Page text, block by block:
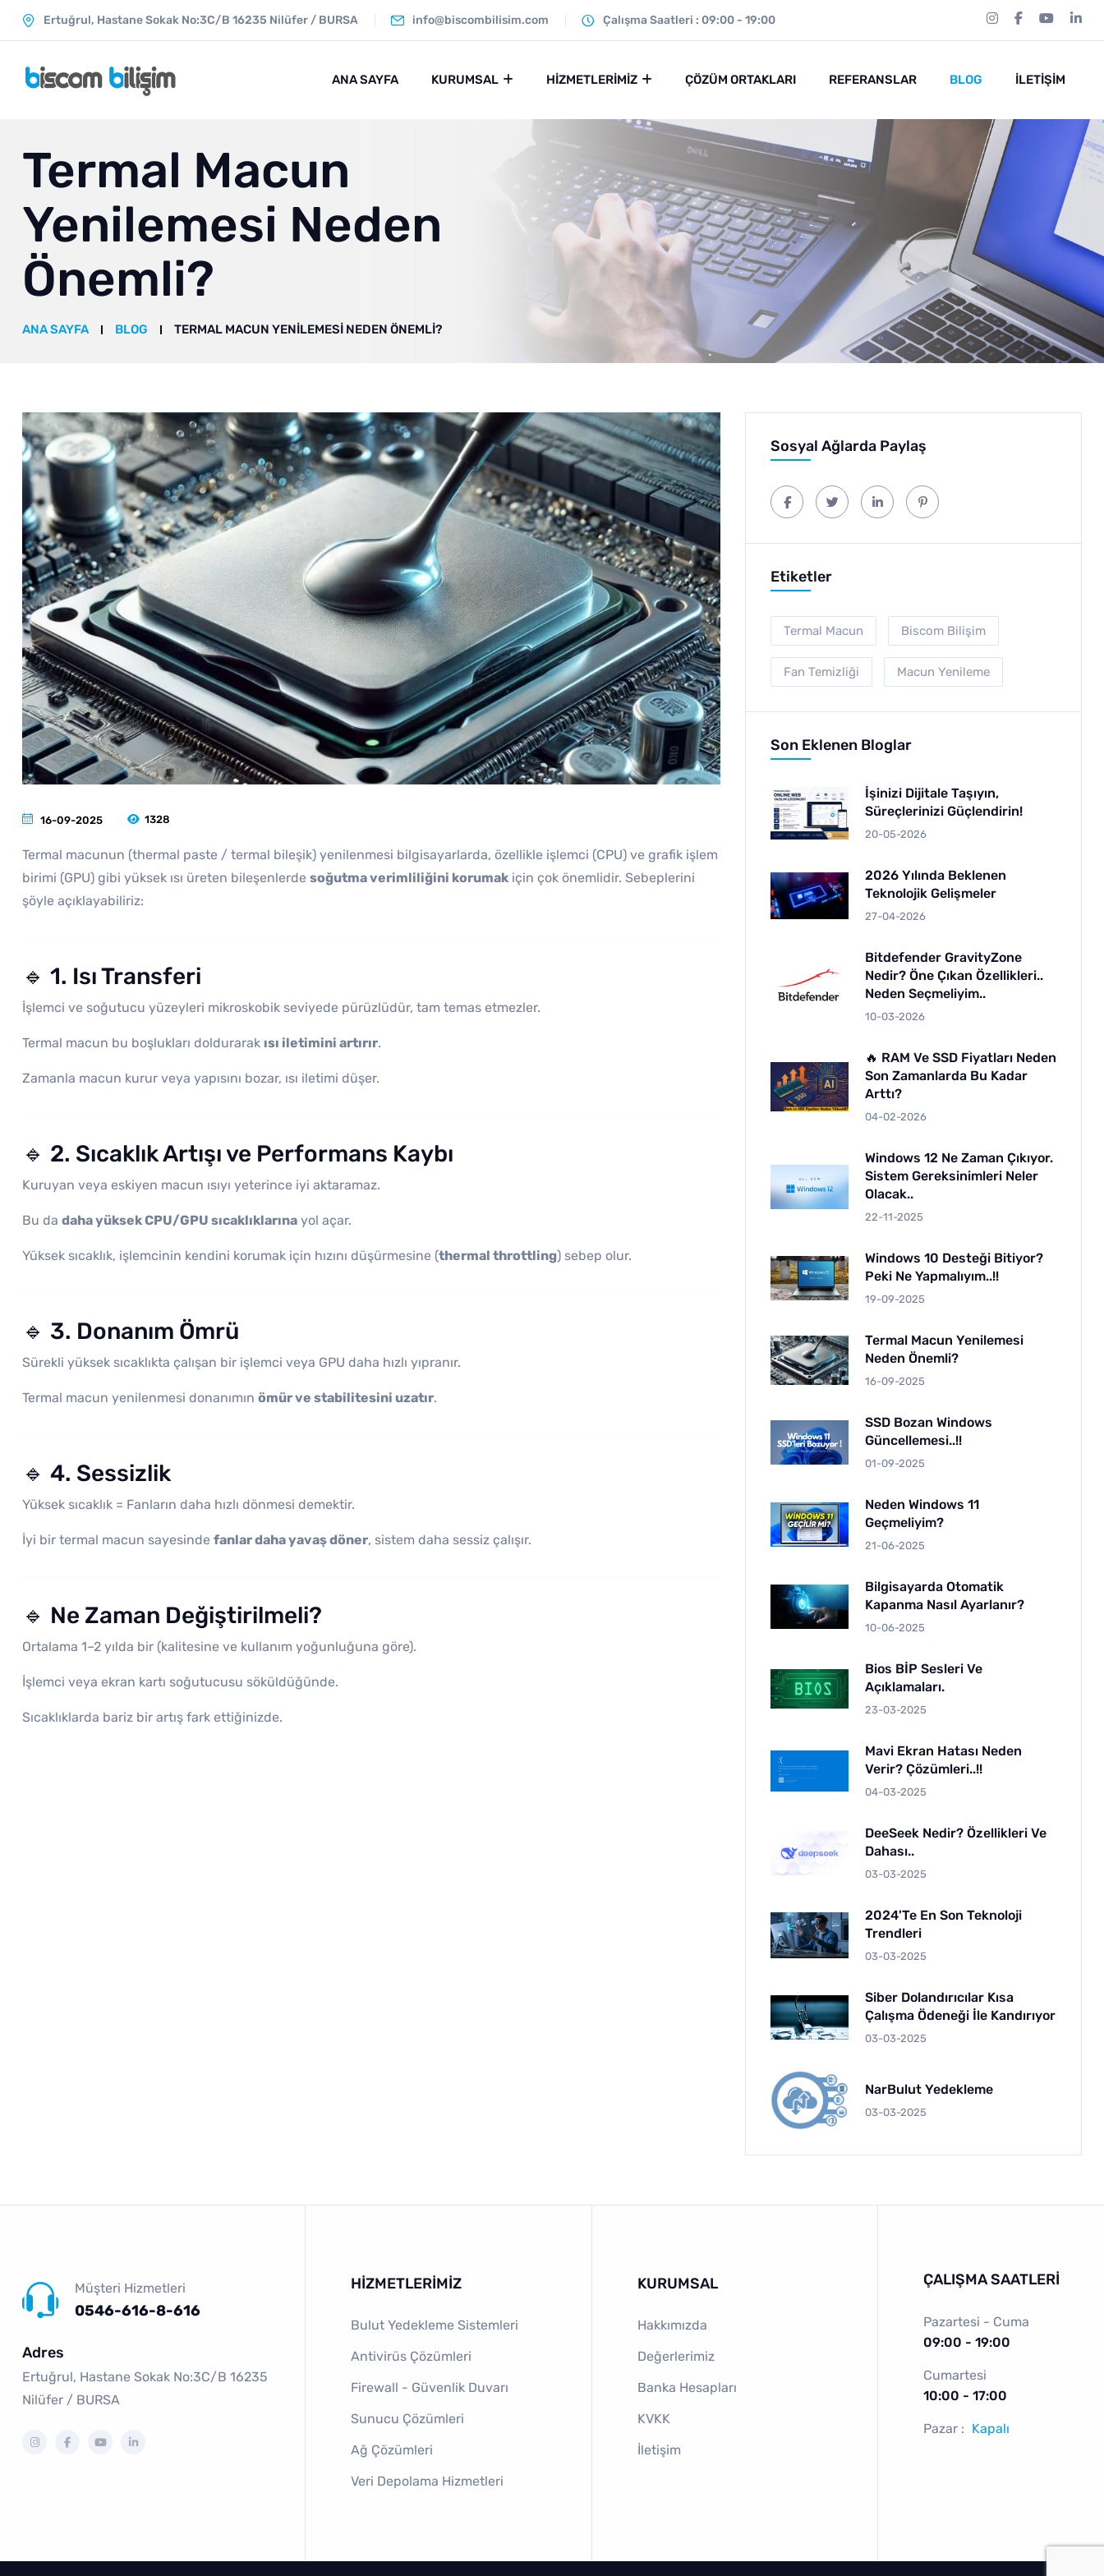
Ertuğrul, Hastane Sokak No:3C/B 16235 Ni̇lüfer / BURSA info@biscombilisim.com Çalışma Saatleri : 09:00 - 19:00
ANA SAYFA KURUMSAL HIZMETLERIMIZ ÇÖZÜM ORTAKLARI REFERANSLAR BLOG İLETIŞIM
Termal Macun
Yenilemesi Neden
Önemli?
ANA SAYFA BLOG TERMAL MACUN YENILEMESI NEDEN ÖNEMLI?
16-09-2025 1328
Termal macunun (thermal paste / termal bileşik) yenilenmesi bilgisayarlarda, özellikle işlemci (CPU) ve grafik işlem
birimi (GPU) gibi yüksek ısı üreten bileşenlerde soğutma verimliliğini korumak için çok önemlidir. Sebeplerini
şöyle açıklayabiliriz:
🔹 1. Isı Transferi
İşlemci ve soğutucu yüzeyleri mikroskobik seviyede pürüzlüdür, tam temas etmezler.
Termal macun bu boşlukları doldurarak ısı iletimini artırır.
Zamanla macun kurur veya yapısını bozar, ısı iletimi düşer.
🔹 2. Sıcaklık Artışı ve Performans Kaybı
Kuruyan veya eskiyen macun ısıyı yeterince iyi aktaramaz.
Bu da daha yüksek CPU/GPU sıcaklıklarına yol açar.
Yüksek sıcaklık, işlemcinin kendini korumak için hızını düşürmesine (thermal throttling) sebep olur.
🔹 3. Donanım Ömrü
Sürekli yüksek sıcaklıkta çalışan bir işlemci veya GPU daha hızlı yıpranır.
Termal macun yenilenmesi donanımın ömür ve stabilitesini uzatır.
🔹 4. Sessizlik
Yüksek sıcaklık = Fanların daha hızlı dönmesi demektir.
İyi bir termal macun sayesinde fanlar daha yavaş döner, sistem daha sessiz çalışır.
🔹 Ne Zaman Değiştirilmeli?
Ortalama 1–2 yılda bir (kalitesine ve kullanım yoğunluğuna göre).
İşlemci veya ekran kartı soğutucusu söküldüğünde.
Sıcaklıklarda bariz bir artış fark ettiğinizde.
Sosyal Ağlarda Paylaş
Etiketler
Termal Macun Biscom Bilişim
Fan Temizliği Macun Yenileme
Son Eklenen Bloglar
İşinizi Dijitale Taşıyın,
Süreçlerinizi Güçlendirin!
20-05-2026
2026 Yılında Beklenen
Teknolojik Gelişmeler
27-04-2026
Bitdefender GravityZone
Nedir? Öne Çıkan Özellikleri..
Neden Seçmeliyim..
10-03-2026
🔥 RAM Ve SSD Fiyatları Neden
Son Zamanlarda Bu Kadar
Arttı?
04-02-2026
Windows 12 Ne Zaman Çıkıyor.
Sistem Gereksinimleri Neler
Olacak..
22-11-2025
Windows 10 Desteği Bitiyor?
Peki Ne Yapmalıyım..!!
19-09-2025
Termal Macun Yenilemesi
Neden Önemli?
16-09-2025
SSD Bozan Windows
Güncellemesi..!!
01-09-2025
Neden Windows 11
Geçmeliyim?
21-06-2025
Bilgisayarda Otomatik
Kapanma Nasıl Ayarlanır?
10-06-2025
Bios BİP Sesleri Ve
Açıklamaları.
23-03-2025
Mavi Ekran Hatası Neden
Verir? Çözümleri..!!
04-03-2025
DeeSeek Nedir? Özellikleri Ve
Dahası..
03-03-2025
2024'te En Son Teknoloji
Trendleri
03-03-2025
Siber Dolandırıcılar Kısa
Çalışma Ödeneği İle Kandırıyor
03-03-2025
NarBulut Yedekleme
03-03-2025
Müşteri Hizmetleri
0546-616-8-616
Adres
Ertuğrul, Hastane Sokak No:3C/B 16235
Ni̇lüfer / BURSA
HIZMETLERIMIZ
Bulut Yedekleme Sistemleri
Antivirüs Çözümleri
Firewall - Güvenlik Duvarı
Sunucu Çözümleri
Ağ Çözümleri
Veri Depolama Hizmetleri
KURUMSAL
Hakkımızda
Değerlerimiz
Banka Hesapları
KVKK
İletişim
ÇALIŞMA SAATLERI
Pazartesi - Cuma
09:00 - 19:00
Cumartesi
10:00 - 17:00
Pazar : Kapalı